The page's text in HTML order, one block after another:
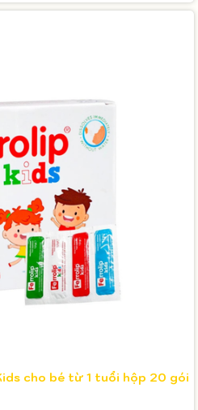
cho bé từ 1 tuổi hộp 20 gói